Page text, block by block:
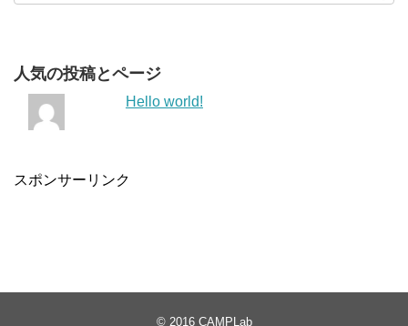
人気の投稿とページ
Hello world!
スポンサーリンク
© 2016 CAMPLab